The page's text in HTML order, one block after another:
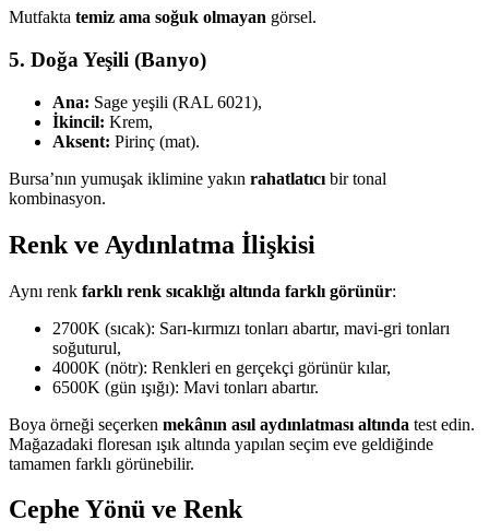
Mutfakta temiz ama soğuk olmayan görsel.
5. Doğa Yeşili (Banyo)
Ana: Sage yeşili (RAL 6021),
İkincil: Krem,
Aksent: Pirinç (mat).
Bursa’nın yumuşak iklimine yakın rahatlatıcı bir tonal
kombinasyon.
Renk ve Aydınlatma İlişkisi
Aynı renk farklı renk sıcaklığı altında farklı görünür:
2700K (sıcak): Sarı-kırmızı tonları abartır, mavi-gri tonları
soğuturul,
4000K (nötr): Renkleri en gerçekçi görünür kılar,
6500K (gün ışığı): Mavi tonları abartır.
Boya örneği seçerken mekânın asıl aydınlatması altında test edin.
Mağazadaki floresan ışık altında yapılan seçim eve geldiğinde
tamamen farklı görünebilir.
Cephe Yönü ve Renk